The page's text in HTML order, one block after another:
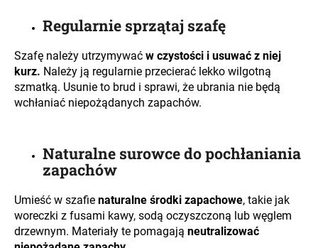
Regularnie sprzątaj szafę
Szafę należy utrzymywać w czystości i usuwać z niej
kurz. Należy ją regularnie przecierać lekko wilgotną
szmatką. Usunie to brud i sprawi, że ubrania nie będą
wchłaniać niepożądanych zapachów.
Naturalne surowce do pochłaniania
zapachów
Umieść w szafie naturalne środki zapachowe, takie jak
woreczki z fusami kawy, sodą oczyszczoną lub węglem
drzewnym. Materiały te pomagają neutralizować